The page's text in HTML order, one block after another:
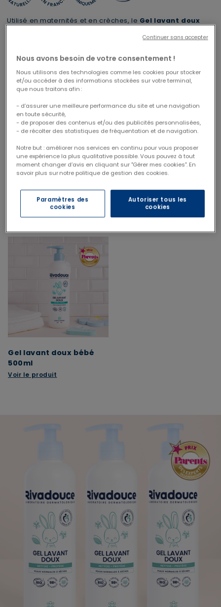
Utilisé en maternités et en crèches, le Gel lavant doux
peau sensible et le cuir chevelu de bébé.
Lire plus
1 trousse XL offerte dès 69€
CODE : CABAS26
Livraison offerte en Mondial Relay
à partir de 29€ d'achats
Le pack contient
Gel lavant doux bébé
500ml
Voir le produit
Nous avons besoin de votre consentement !
Nous utilisons des technologies comme les cookies pour stocker
et/ou accéder à des informations stockées sur votre terminal,
que nous traitons afin :
- d’assurer une meilleure performance du site et une navigation
en toute sécurité,
- de proposer des contenus et/ou des publicités personnalisées,
- de récolter des statistiques de fréquentation et de navigation.
Notre but : améliorer nos services en continu pour vous proposer
une expérience la plus qualitative possible. Vous pouvez à tout
moment changer d’avis en cliquant sur "Gérer mes cookies". En
savoir plus sur notre politique de gestion des cookies.
Paramètres des
cookies
Autoriser tous les
cookies
Continuer sans accepter